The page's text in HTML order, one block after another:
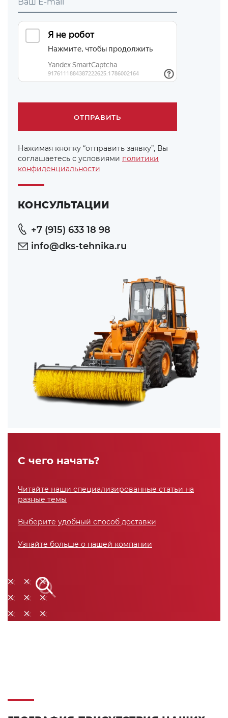
Нажимая кнопку “отправить заявку”, Вы
соглашаетесь с условиями политики
конфиденциальности
КОНСУЛЬТАЦИИ
+7 (915) 633 18 98
info@dks-tehnika.ru
С чего начать?
Читайте наши специализированные статьи на
разные темы
Выберите удобный способ доставки
Узнайте больше о нашей компании